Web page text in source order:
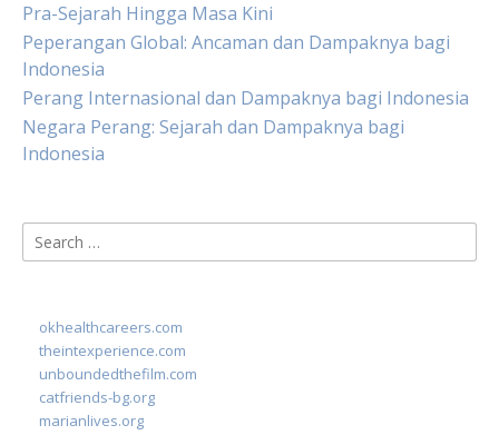
Pra-Sejarah Hingga Masa Kini
Peperangan Global: Ancaman dan Dampaknya bagi
Indonesia
Perang Internasional dan Dampaknya bagi Indonesia
Negara Perang: Sejarah dan Dampaknya bagi
Indonesia
Search
for:
okhealthcareers.com
theintexperience.com
unboundedthefilm.com
catfriends-bg.org
marianlives.org